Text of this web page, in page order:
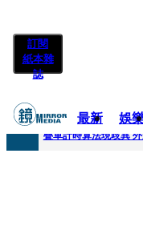
訂閱
紙本雜
誌
最新 娛
快訊
疊單計時算法現歧異